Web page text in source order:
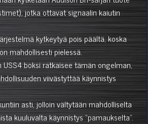
jotka ottavat signaalin kaiutin
kytkeytyä pois päältä, koska
mahdollisesti pielessä.
USS4 boksi ratkaisee tämän ongelman,
viivästyttää käynnistys
asti, jolloin vältytään mahdolliselta
kuuluvalta käynnistys "pamaukselta".